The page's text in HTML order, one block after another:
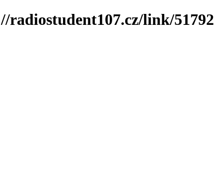
radiostudent107.cz/link/51792